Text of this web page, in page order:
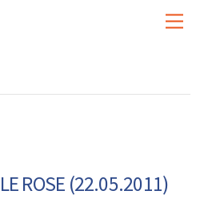
ROSE (22.05.2011)